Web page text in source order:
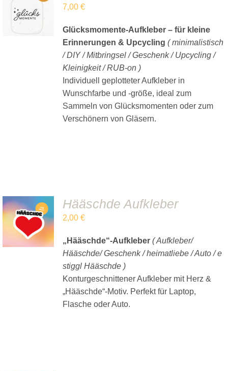
WARENKORB
/
7,00€
Glücksmomente-Aufkleber – für kleine
Erinnerungen & Upcycling( minimalistisch
/ DIY / Mitbringsel / Geschenk / Upcycling /
Kleinigkeit / RUB-on )
Individuell geplotteter Aufkleber in
Wunschfarbe und -größe, ideal zum
Sammeln von Glücksmomenten oder zum
Verschönern von Gläsern.
IN DEN
WARENKORB
DETAILS
Hääschde Aufkleber
2,00€
„Hääschde“-Aufkleber( Aufkleber/
Hääschde/ Geschenk / heimatliebe / Auto / e
stiggl Hääschde )
Konturgeschnittener Aufkleber mit Herz &
„Hääschde“-Motiv. Perfekt für Laptop,
Flasche oder Auto.